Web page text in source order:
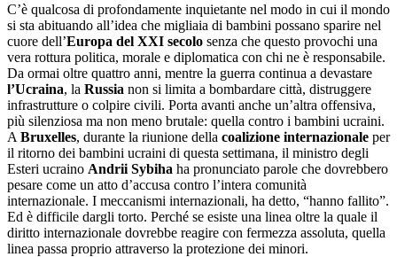
C’è qualcosa di profondamente inquietante nel modo in cui il mondo
si sta abituando all’idea che migliaia di bambini possano sparire nel
cuore dell’Europa del XXI secolo senza che questo provochi una
vera rottura politica, morale e diplomatica con chi ne è responsabile.
Da ormai oltre quattro anni, mentre la guerra continua a devastare
l’Ucraina, la Russia non si limita a bombardare città, distruggere
infrastrutture o colpire civili. Porta avanti anche un’altra offensiva,
più silenziosa ma non meno brutale: quella contro i bambini ucraini.
A Bruxelles, durante la riunione della coalizione internazionale per
il ritorno dei bambini ucraini di questa settimana, il ministro degli
Esteri ucraino Andrii Sybiha ha pronunciato parole che dovrebbero
pesare come un atto d’accusa contro l’intera comunità
internazionale. I meccanismi internazionali, ha detto, “hanno fallito”.
Ed è difficile dargli torto. Perché se esiste una linea oltre la quale il
diritto internazionale dovrebbe reagire con fermezza assoluta, quella
linea passa proprio attraverso la protezione dei minori.